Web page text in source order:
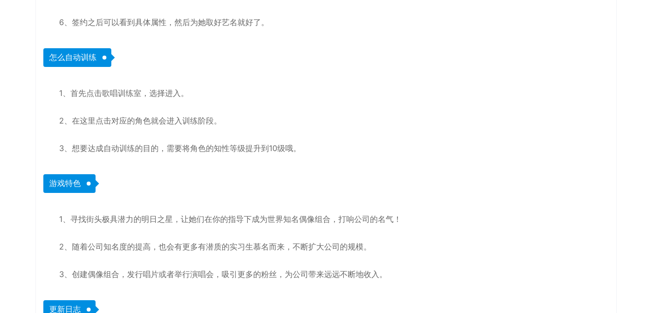
6、签约之后可以看到具体属性，然后为她取好艺名就好了。
怎么自动训练
1、首先点击歌唱训练室，选择进入。
2、在这里点击对应的角色就会进入训练阶段。
3、想要达成自动训练的目的，需要将角色的知性等级提升到10级哦。
游戏特色
1、寻找街头极具潜力的明日之星，让她们在你的指导下成为世界知名偶像组合，打响公司的名气！
2、随着公司知名度的提高，也会有更多有潜质的实习生慕名而来，不断扩大公司的规模。
3、创建偶像组合，发行唱片或者举行演唱会，吸引更多的粉丝，为公司带来远远不断地收入。
更新日志